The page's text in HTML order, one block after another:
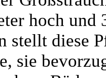
hoch
stellt diese
sie